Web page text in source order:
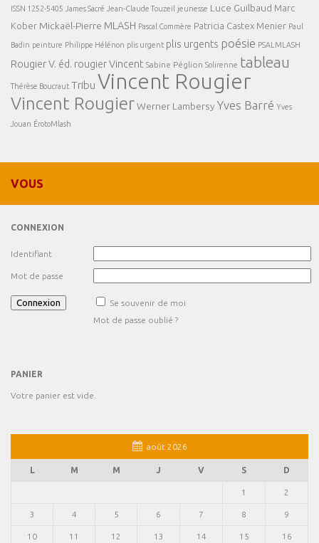
ISSN 1252-5405 James Sacré Jean-Claude Touzeil jeunesse Luce Guilbaud Marc
Kober Mickaël-Pierre MLASH Pascal Commère Patricia Castex Menier Paul
Badin peinture Philippe Hélénon plis urgent plis urgents poésie PSALMLASH
Rougier V. éd. rougier Vincent Sabine Péglion Solirenne tableau
Thérèse Boucraut Tribu Vincent Rougier
Vincent RougierWerner Lambersy Yves Barré Yves
Jouan ÉrotoMlash
VOUS
CONNEXION
Identifiant
Mot de passe
Se souvenir de moi
Mot de passe oublié ?
PANIER
Votre panier est vide.
août 2026
L M M J V S D
1 2
3 4 5 6 7 8 9
10 11 12 13 14 15 16